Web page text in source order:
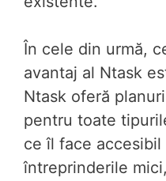
În cele din urmă,
avantaj al Ntask
Ntask oferă
pentru toate
ce îl face
întreprinderile